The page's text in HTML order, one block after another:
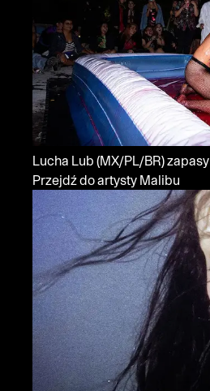
Lucha Lub (MX/PL/BR)zapasy
Przejdź do artysty Malibu